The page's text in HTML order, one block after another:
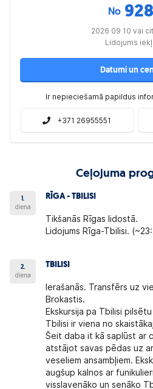
No 928
2026 09 10 vai
Lidojums
Datumi un
Ir nepieciešamā papildus
+371 26955551
Ceļojuma
1.
diena
RĪGA - TBILISI
Tikšanās Rīgas lidostā.
Lidojums Rīga-Tbilisi.
2.
diena
TBILISI
Ierašanās. Transfērs uz
Brokastis.
Ekskursija pa Tbilisi
Tbilisi ir viena no
Šeit daba it kā saplūst ar
atstājot savas pēdas uz
veseliem ansambļiem.
augšup kalnos ar
visslavenāko un senāko